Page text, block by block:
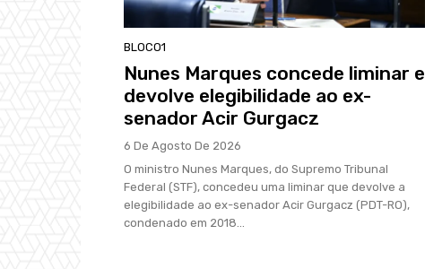
BLOCO1
Nunes Marques concede liminar e
devolve elegibilidade ao ex-
senador Acir Gurgacz
6 De Agosto De 2026
O ministro Nunes Marques, do Supremo Tribunal
Federal (STF), concedeu uma liminar que devolve a
elegibilidade ao ex-senador Acir Gurgacz (PDT-RO),
condenado em 2018...